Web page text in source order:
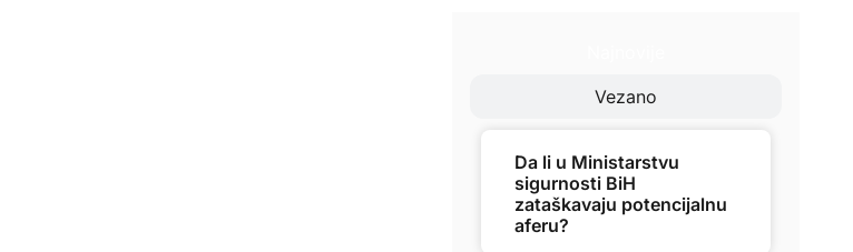
Vezano
Da li u Ministarstvu
sigurnosti BiH
zataškavaju potencijalnu
aferu?